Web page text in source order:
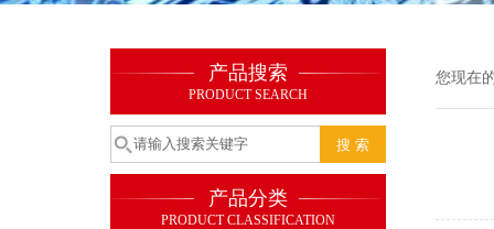
产品搜索
PRODUCT SEARCH
产品分类
PRODUCT CLASSIFICATION
您现在